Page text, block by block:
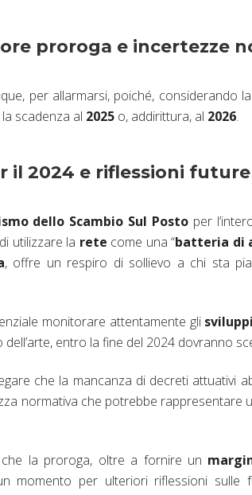
proroga e incertezze
per allarmarsi, poiché, considerando
scadenza al 2025 o, addirittura, al 2026.
il 2024 e riflessioni future
dello Scambio Sul Posto per
utilizzare la rete come una “batteria di
, offre un respiro di sollievo a chi sta
monitorare attentamente gli
dell’arte, entro la fine del 2024 dovranno
che la mancanza di decreti attuativi
normativa che potrebbe rappresentare
che la proroga, oltre a fornire un
momento per ulteriori riflessioni sulle